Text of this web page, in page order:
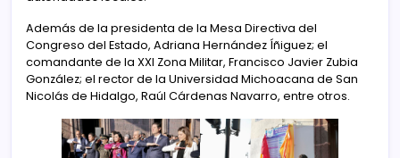
Además de la presidenta de la Mesa Directiva del
Congreso del Estado, Adriana Hernández Íñiguez; el
comandante de la XXI Zona Militar, Francisco Javier Zubia
González; el rector de la Universidad Michoacana de San
Nicolás de Hidalgo, Raúl Cárdenas Navarro, entre otros.